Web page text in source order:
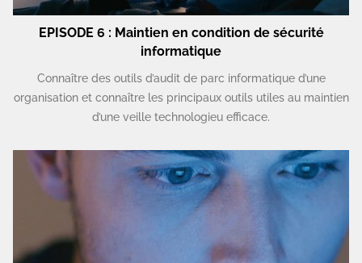
EPISODE 6 : Maintien en condition de sécurité
informatique
Connaître des outils d’audit de parc informatique d’une
organisation et connaître les principaux outils utiles au maintien
d’une veille technologieu efficace.